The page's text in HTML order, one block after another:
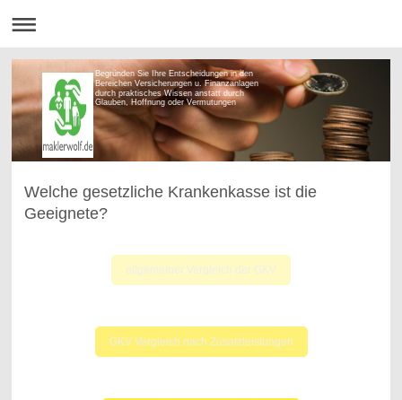
Begründen Sie Ihre Entscheidungen in den
Bereichen Versicherungen u. Finanzanlagen
durch praktisches Wissen anstatt durch
Glauben, Hoffnung oder Vermutungen
Welche gesetzliche Krankenkasse ist die
Geeignete?
allgemeiner Vergleich der GKV
GKV Vergleich nach Zusatzleistungen